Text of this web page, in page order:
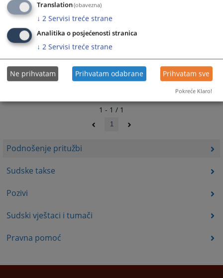
Podnošenje pritužbi
Sudske takse
Pozivi
Sudski vještaci i tumači
Pravna pomoć
1 - 1 / 1
1
Translation(obavezna)
↓ 2 Servisi treće strane
Analitika o posjećenosti stranica
↓ 2 Servisi treće strane
Ne prihvatam Prihvatam odabrane Prihvatam sve
Pokreće Klaro!